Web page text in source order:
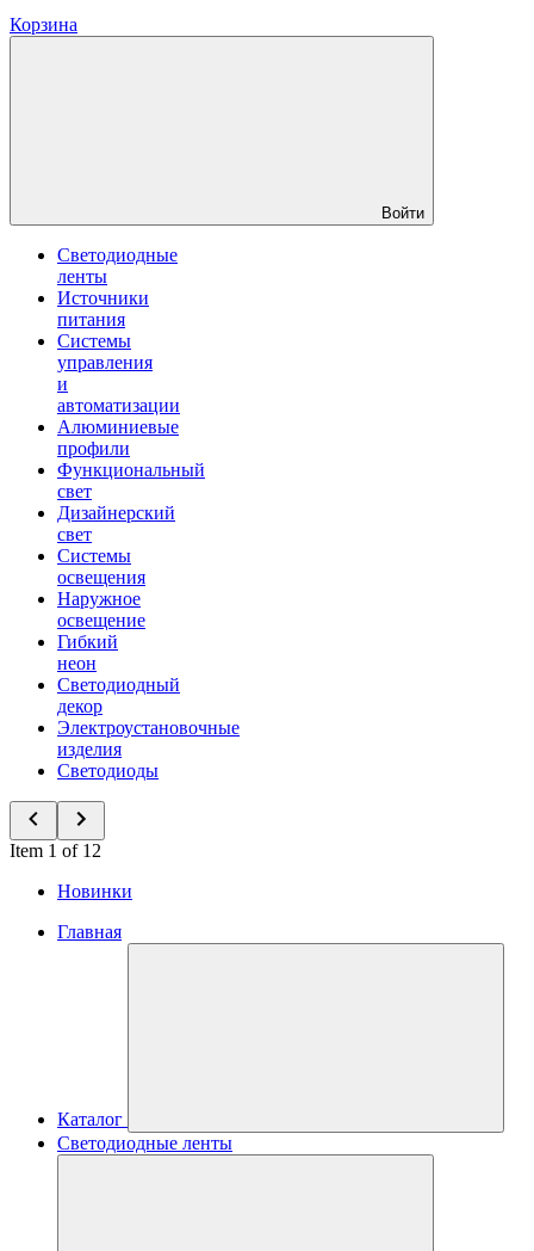
Корзина
Войти
Светодиодные
ленты
Источники
питания
Системы
управления
и
автоматизации
Алюминиевые
профили
Функциональный
свет
Дизайнерский
свет
Системы
освещения
Наружное
освещение
Гибкий
неон
Светодиодный
декор
Электроустановочные
изделия
Светодиоды
Item 1 of 12
Новинки
Главная
Каталог
Светодиодные ленты